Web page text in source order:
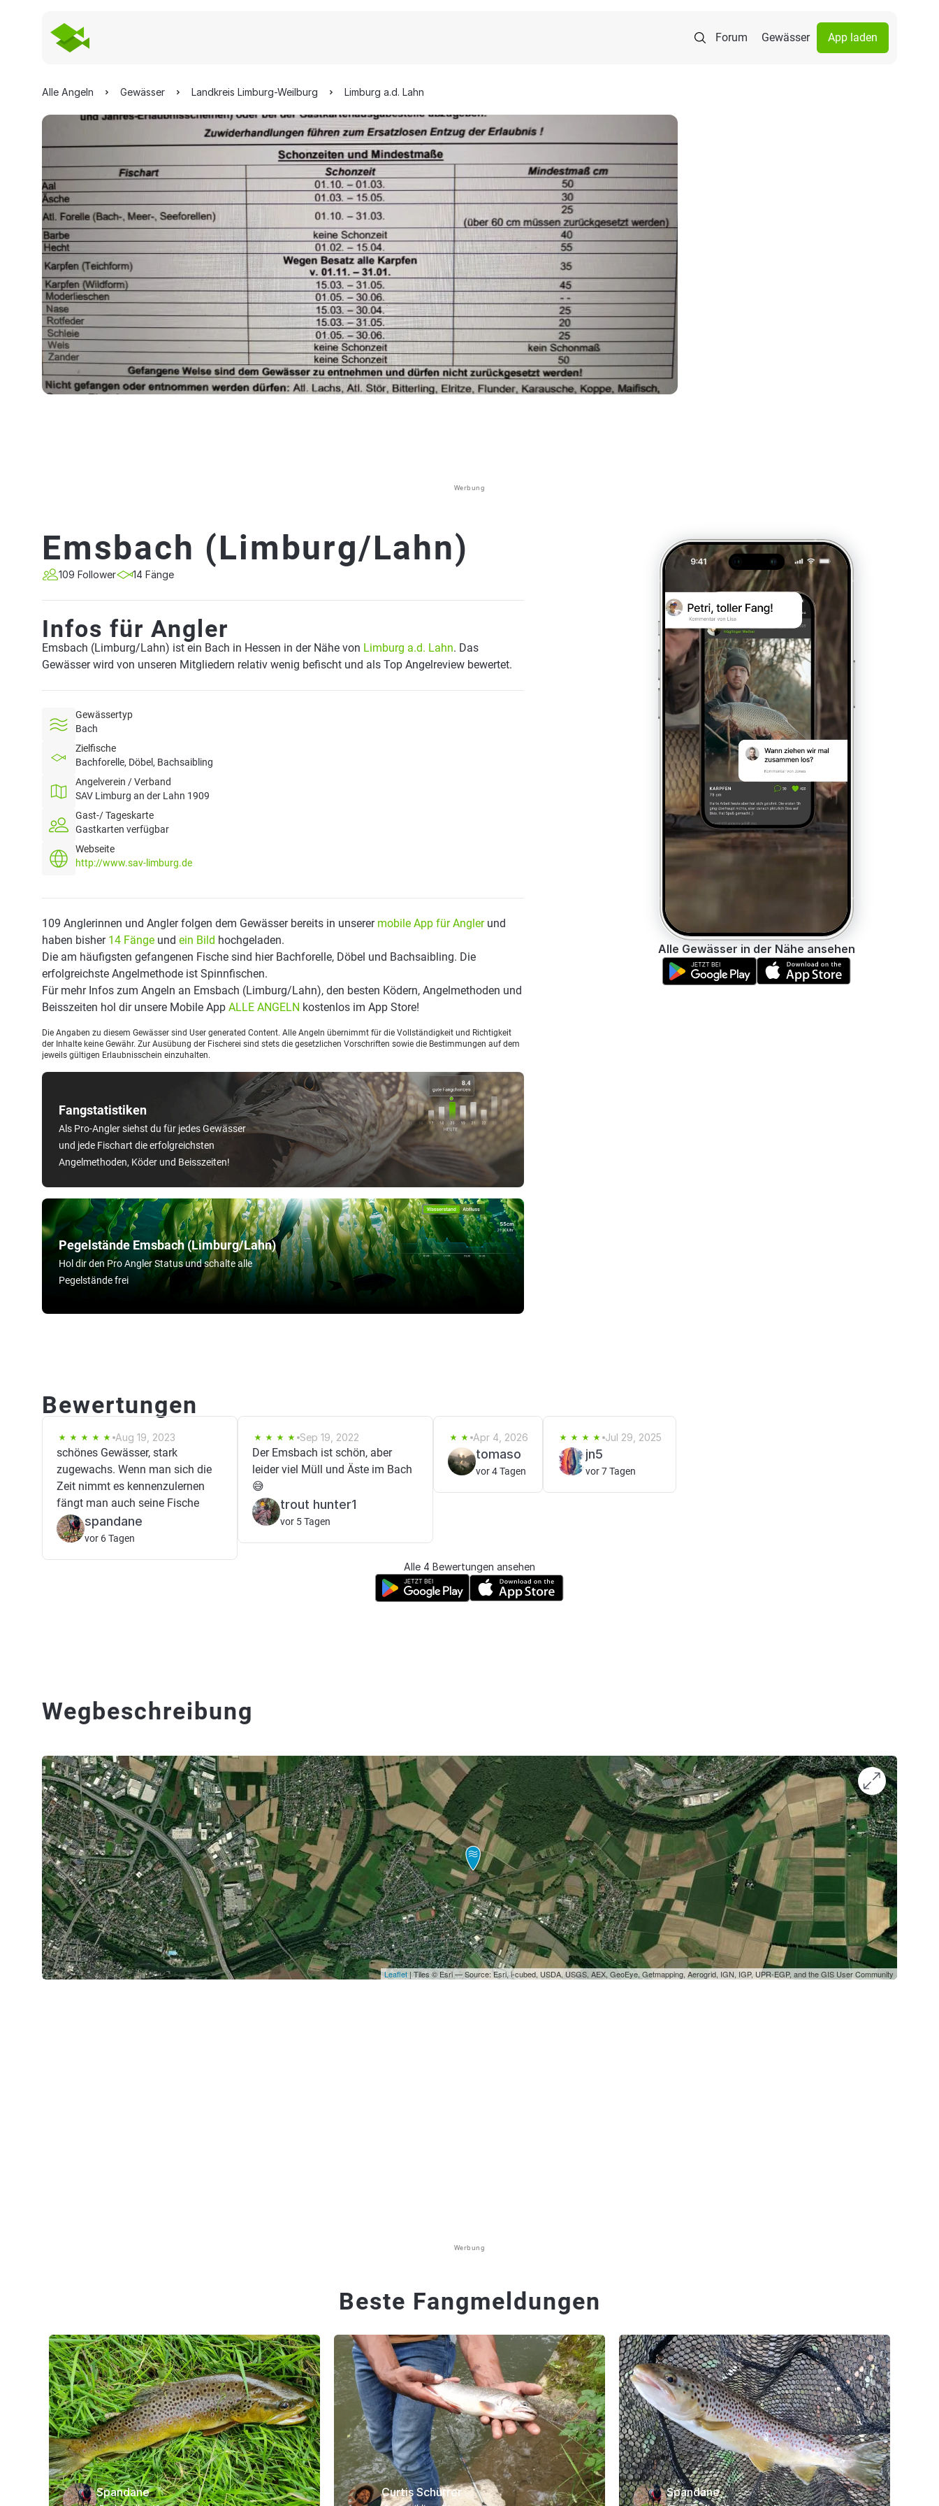
Forum Gewässer App laden
Alle Angeln Gewässer Landkreis Limburg-Weilburg Limburg a.d. Lahn
Werbung
Emsbach (Limburg/Lahn)
109 Follower 14 Fänge
Infos für Angler
Emsbach (Limburg/Lahn) ist ein Bach in Hessen in der Nähe von Limburg a.d. Lahn. Das
Gewässer wird von unseren Mitgliedern relativ wenig befischt und als Top Angelreview bewertet.
Gewässertyp
Bach
Zielfische
Bachforelle, Döbel, Bachsaibling
Angelverein / Verband
SAV Limburg an der Lahn 1909
Gast-/ Tageskarte
Gastkarten verfügbar
Webseite
http://www.sav-limburg.de
Pegelstände Emsbach (Limburg/Lahn)
Hol dir den Pro Angler Status und schalte alle
Pegelstände frei
Fangstatistiken
Als Pro-Angler siehst du für jedes Gewässer
und jede Fischart die erfolgreichsten
Angelmethoden, Köder und Beisszeiten!
109 Anglerinnen und Angler folgen dem Gewässer bereits in unserer mobile App für Anglerund
haben bisher 14 Fänge und ein Bild hochgeladen.
Die am häufigsten gefangenen Fische sind hier Bachforelle, Döbel und Bachsaibling. Die
erfolgreichste Angelmethode ist Spinnfischen.
Für mehr Infos zum Angeln an Emsbach (Limburg/Lahn), den besten Ködern, Angelmethoden und
Beisszeiten hol dir unsere Mobile App ALLE ANGELN kostenlos im App Store!
Die Angaben zu diesem Gewässer sind User generated Content. Alle Angeln übernimmt für die Vollständigkeit und Richtigkeit
der Inhalte keine Gewähr. Zur Ausübung der Fischerei sind stets die gesetzlichen Vorschriften sowie die Bestimmungen auf dem
jeweils gültigen Erlaubnisschein einzuhalten.
Alle Gewässer in der Nähe ansehen
Bewertungen
Aug 19, 2023
schönes Gewässer, stark
zugewachs. Wenn man sich die
Zeit nimmt es kennenzulernen
fängt man auch seine Fische
spandane
vor 6 Tagen
Sep 19, 2022
Der Emsbach ist schön, aber
leider viel Müll und Äste im Bach
😅
trout hunter1
vor 5 Tagen
Apr 4, 2026
tomaso
vor 4 Tagen
Jul 29, 2025
jn5
vor 7 Tagen
Alle 4 Bewertungen ansehen
Wegbeschreibung
Leaflet | Tiles © Esri — Source: Esri, i-cubed, USDA, USGS, AEX, GeoEye, Getmapping, Aerogrid, IGN, IGP, UPR-EGP, and the GIS User Community
Werbung
Beste Fangmeldungen
Spandane Curtis Schürrer Spandane